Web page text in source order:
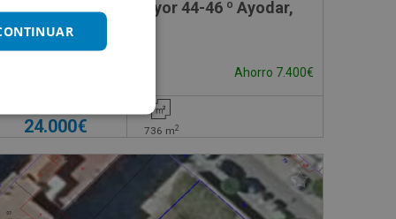
11 Parcela 34, S/N
en venta en Mayor 44-46 º Ayodar,
Ahorro 7.400€
24.000€ 736 m2